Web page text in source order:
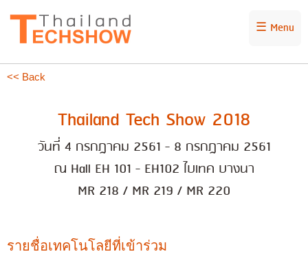
☰ Menu
<< Back
Thailand Tech Show 2018
วันที่ 4 กรกฎาคม 2561 - 8 กรกฎาคม 2561
ณ Hall EH 101 - EH102 ไบเทค บางนา
MR 218 / MR 219 / MR 220
รายชื่อเทคโนโลยีที่เข้าร่วม